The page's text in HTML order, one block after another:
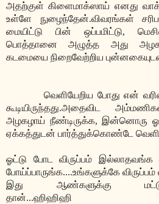
அதற்குள் கிளைமாக்ஸாய் எனது
உள்ளே நுழைந்தேன்.விவரங்கள்
மையிட்டு பின் ஒப்பமிட்டு,
பொத்தானை அழுத்த அது
கடமையை நிறைவேற்றிய
வெளியேறிய போது என்
கூடியிருந்தது.அதைவிட
அழகழாய் நீண்டிருக்க, இன்னொரு
ஏக்கத்துடன் பார்த்துக்கொண்டே
ஓட்டு போட விருப்பம் இல்லாதவங்க
போய்ப்பாருங்க....உங்களுக்கே விருப்பம்
இது ஆண்களுக்கு
தான்...ஹிஹிஹி